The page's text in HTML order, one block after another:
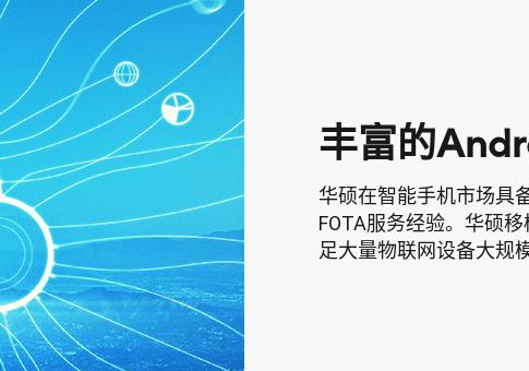
丰富的
华硕在智能手机市场具
FOTA服务经验。华硕
足大量物联网设备大规